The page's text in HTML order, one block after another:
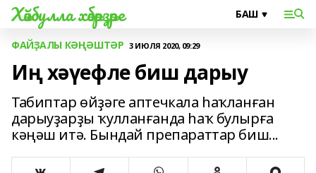
Хәйбулла хәбәрҙәре
ФАЙҘАЛЫ КӘҢӘШТӘР 3 ИЮЛЯ 2020, 09:29
Иң хәүефле биш дарыу
Табиптар өйҙәге аптечкала һаҡланған
дарыуҙарҙы ҡулланғанда һаҡ булырға
кәңәш итә. Бындай препараттар биш...